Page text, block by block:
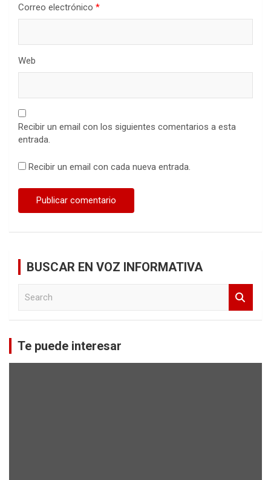
Correo electrónico *
Web
Recibir un email con los siguientes comentarios a esta
entrada.
Recibir un email con cada nueva entrada.
BUSCAR EN VOZ INFORMATIVA
c
Te puede interesar